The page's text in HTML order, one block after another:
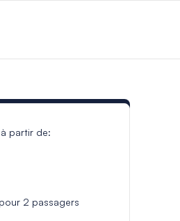
partir de:
2 passagers